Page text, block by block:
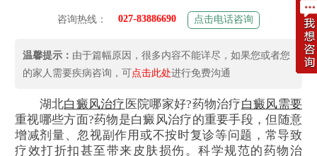
咨询热线： 027-83886690 点击电话咨询
温馨提示： 由于篇幅原因，很多内容不能详尽，如果您或者您
的家人需要疾病咨询，可点击此处进行免费沟通
湖北白癜风治疗 医院哪家好?药物治疗白癜风需要
重视哪些方面?药物是白癜风治疗的重要手段，但随意
增减剂量、忽视副作用或不按时复诊等问题，常导致
疗效打折扣甚至带来皮肤损伤。科学规范的药物治